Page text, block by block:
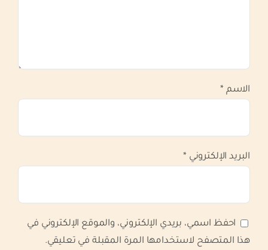
الاسم *
البريد الإلكتروني *
احفظ اسمي، بريدي الإلكتروني، والموقع الإلكتروني في
هذا المتصفح لاستخدامها المرة المقبلة في تعليقي.